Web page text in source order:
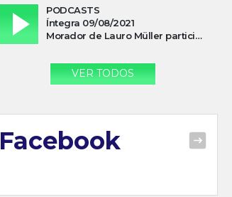
PODCASTS
Íntegra 09/08/2021
Morador de Lauro Müller participa de motociata em apoio a Bolsonaro
VER TODOS
Facebook